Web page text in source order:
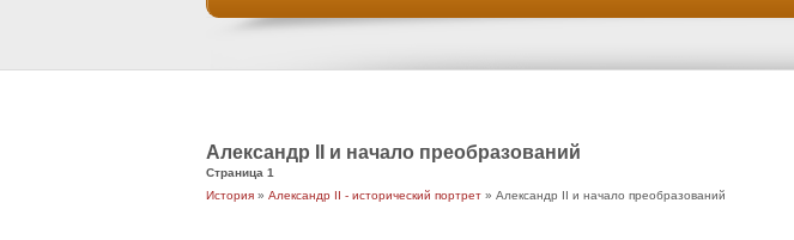
Александр II и начало преобразований
Страница 1
История » Александр II - исторический портрет » Александр II и начало преобразований